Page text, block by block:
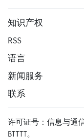
知识产权
RSS
语言
新闻服务
联系
许可证号：信息与通
BTTTT。